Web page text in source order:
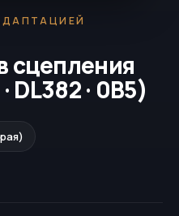
сцепления
DL382 · 0B5)